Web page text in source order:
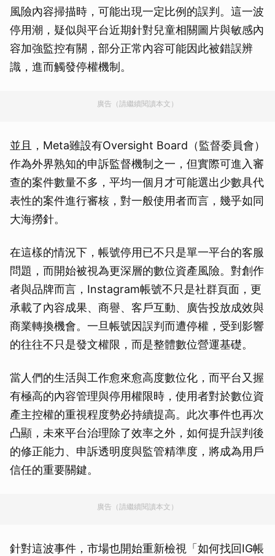
風險內容掃描時，可能出現一定比例的誤判。這一波
停用潮，疑似與平台近期針對兒童相關圖片與敏感內
容加強監控有關，部分正常內容可能因此被錯誤辨
識，進而觸發停權機制。
廣告（請繼續閱讀本文）
並且，Meta雖設有Oversight Board（監督委員會）
作為外界熟知的申訴監督機制之一，但實際可進入審
查的案件數量不多，平均一個月才可能選出少數具代
表性的案件進行審核，對一般使用者而言，幾乎如同
大海撈針。
在這樣的情況下，帳號停用已不只是單一平台的客服
問題，而開始被視為更深層的數位資產風險。對創作
者與品牌而言，Instagram帳號不只是社群頁面，更
承載了內容成果、商譽、客戶互動、廣告投放成效與
商業轉換機會。一旦帳號因誤判而遭停權，受到影響
的往往不只是發文權限，而是整體數位營運基礎。
當人們的生活與工作愈來愈高度數位化，而平台又握
有極高的內容管理與停用權限時，使用者對於數位資
產主控權的重視程度勢必持續提高。此次事件也再次
凸顯，未來平台治理除了效率之外，如何提升誤判後
的修正能力、申訴透明度與監管精準度，將成為用戶
信任的重要關鍵。
廣告（請繼續閱讀本文）
針對這波事件，市場也開始重新檢視「如何找回IG帳